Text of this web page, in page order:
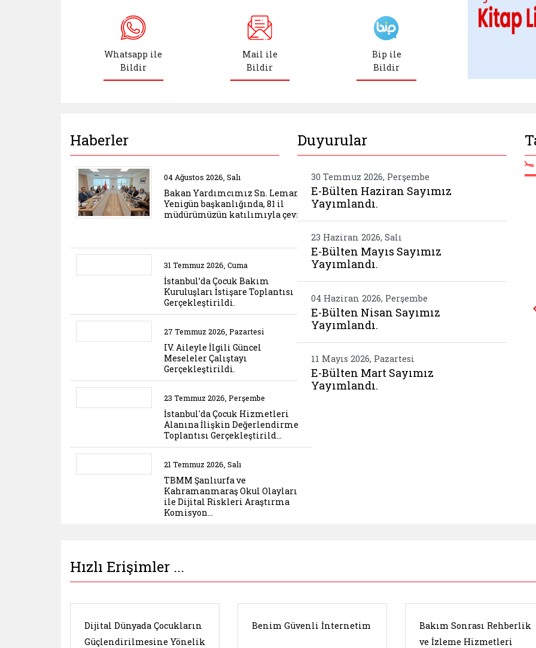
Whatsapp ile
Bildir
Mail ile
Bildir
Bip ile
Bildir
Haberler
Belgeyi aç: bakan yardimcimiz sn leman yenigun baskanliginda 81
04 Ağustos 2026, Salı
Bakan Yardımcımız Sn. Leman
Yenigün başkanlığında, 81 il
müdürümüzün katılımıyla çevr…
Belgeyi aç: istanbul da cocuk bakim kuruluslari istisare toplantisi gerceklestirildi
31 Temmuz 2026, Cuma
İstanbul’da Çocuk Bakım
Kuruluşları İstişare Toplantısı
Gerçekleştirildi.
Belgeyi aç: iv aileyle ilgili guncel meseleler calistayi gerceklestirildi
27 Temmuz 2026, Pazartesi
IV. Aileyle İlgili Güncel
Meseleler Çalıştayı
Gerçekleştirildi.
Belgeyi aç: istanbul da cocuk hizmetleri alanina iliskin degerlendirme toplantisi
23 Temmuz 2026, Perşembe
İstanbul'da Çocuk Hizmetleri
Alanına İlişkin Değerlendirme
Toplantısı Gerçekleştirild…
Belgeyi aç: tbmm sanliurfa ve kahramanmaras okul olaylari ile dijital riskleri
21 Temmuz 2026, Salı
TBMM Şanlıurfa ve
Kahramanmaraş Okul Olayları
ile Dijital Riskleri Araştırma
Komisyon…
Duyurular
30 Temmuz 2026, Perşembe
E-Bülten Haziran Sayımız
Yayımlandı.
23 Haziran 2026, Salı
E-Bülten Mayıs Sayımız
Yayımlandı.
04 Haziran 2026, Perşembe
E-Bülten Nisan Sayımız
Yayımlandı.
11 Mayıs 2026, Pazartesi
E-Bülten Mart Sayımız
Yayımlandı.
Belgeyi aç: javascript:;
Hızlı Erişimler ...
Dijital Dünyada Çocukların
Güçlendirilmesine Yönelik
Benim Güvenli İnternetim
Bakım Sonrası Rehberlik
ve İzleme Hizmetleri